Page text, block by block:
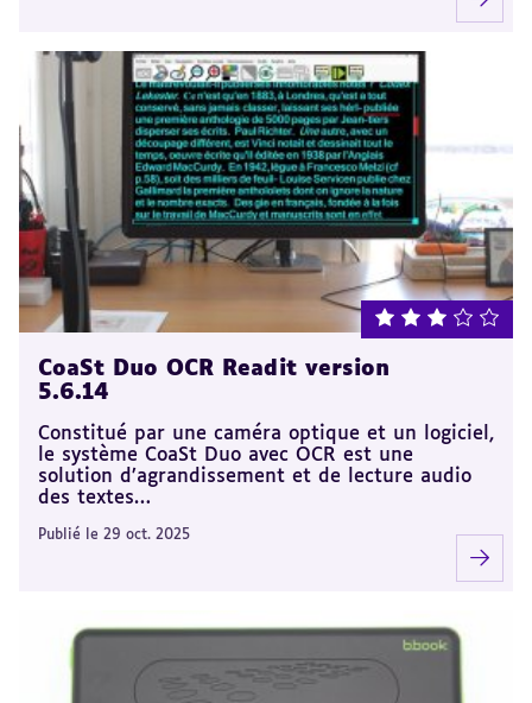
note : 3 sur 5
CoaSt Duo OCR Readit version
5.6.14
Constitué par une caméra optique et un logiciel,
le système CoaSt Duo avec OCR est une
solution d’agrandissement et de lecture audio
des textes…
Publié le 29 oct. 2025